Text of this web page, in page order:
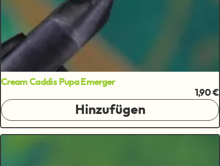
Cream Caddis Pupa Emerger
1,90 €
Hinzufügen